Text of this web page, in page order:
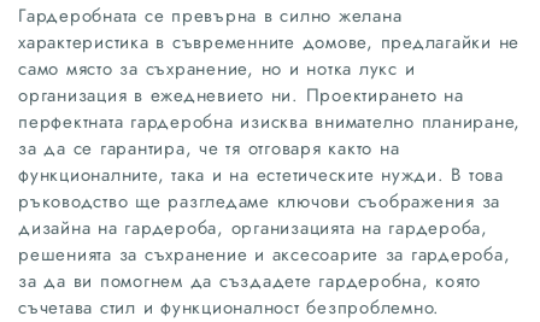
Гардеробната се превърна в силно желана
характеристика в съвременните домове, предлагайки не
само място за съхранение, но и нотка лукс и
организация в ежедневието ни. Проектирането на
перфектната гардеробна изисква внимателно планиране,
за да се гарантира, че тя отговаря както на
функционалните, така и на естетическите нужди. В това
ръководство ще разгледаме ключови съображения за
дизайна на гардероба, организацията на гардероба,
решенията за съхранение и аксесоарите за гардероба,
за да ви помогнем да създадете гардеробна, която
съчетава стил и функционалност безпроблемно.